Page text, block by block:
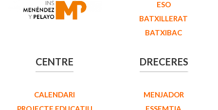
ESO
BATXILLERAT
BATXIBAC
CENTRE
CALENDARI
DRECERES
MENJADOR